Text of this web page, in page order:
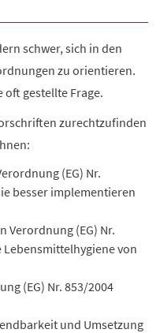
schwer, sich in den
zu orientieren.
oft gestellte Frage.
zurechtzufinden
(EG) Nr.
besser implementieren
Verordnung (EG) Nr.
von
(EG) Nr. 853/2004
und Umsetzung